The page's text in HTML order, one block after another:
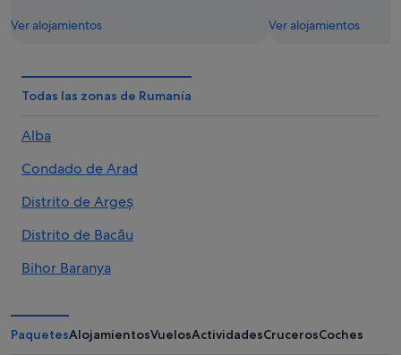
Ver alojamientos Ver alojamientos
Todas las zonas de Rumanía
Alba
Condado de Arad
Distrito de Argeș
Distrito de Bacău
Bihor Baranya
Condado de Botoșani
PaquetesAlojamientosVuelosActividadesCrucerosCoches